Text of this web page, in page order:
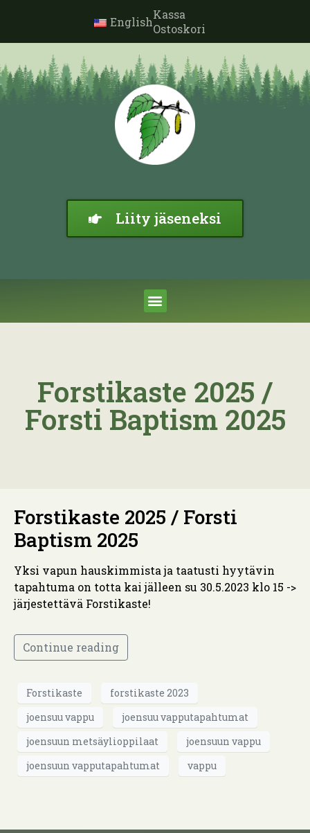
EnglishKassa
Ostoskori
Liity jäseneksi
Forstikaste 2025 /
Forsti Baptism 2025
Forstikaste 2025 / Forsti
Baptism 2025
Yksi vapun hauskimmista ja taatusti hyytävin
tapahtuma on totta kai jälleen su 30.5.2023 klo 15 ->
järjestettävä Forstikaste!
Continue reading
Forstikaste
forstikaste 2023
joensuu vappu
joensuu vapputapahtumat
joensuun metsäylioppilaat
joensuun vappu
joensuun vapputapahtumat
vappu